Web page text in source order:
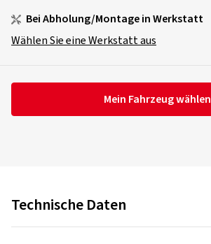
Bei Abholung/Montage in Werkstatt
Wählen Sie eine Werkstatt aus
Mein Fahrzeug wählen
Technische Daten